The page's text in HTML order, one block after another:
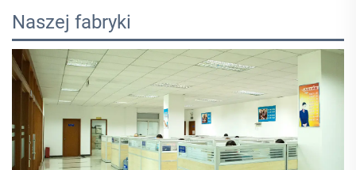
Naszej fabryki